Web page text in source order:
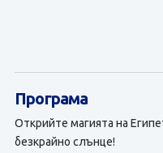
Програма
Открийте магията на
безкрайно слънце!